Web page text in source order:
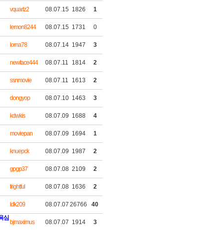
vquartz2 08.07.15 1826 1
lemon8244 08.07.15 1731 0
lorna78 08.07.14 1947 3
newface444 08.07.11 1814 2
ssnmovie 08.07.11 1613 2
dongyop 08.07.10 1463 3
kdwkis 08.07.09 1688 4
moviepan 08.07.09 1694 1
knuepck 08.07.09 1987 2
gpgp37 08.07.08 2109 2
frightful 08.07.08 1636 2
ldk209 08.07.07 26766 40
심
bjmaximus 08.07.07 1914 3